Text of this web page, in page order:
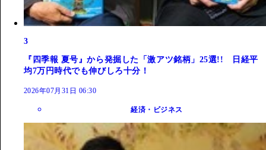
3
『四季報 夏号』から発掘した「激アツ銘柄」25選!! 日経平
均7万円時代でも伸びしろ十分！
2026年07月31日 06:30
経済・ビジネス